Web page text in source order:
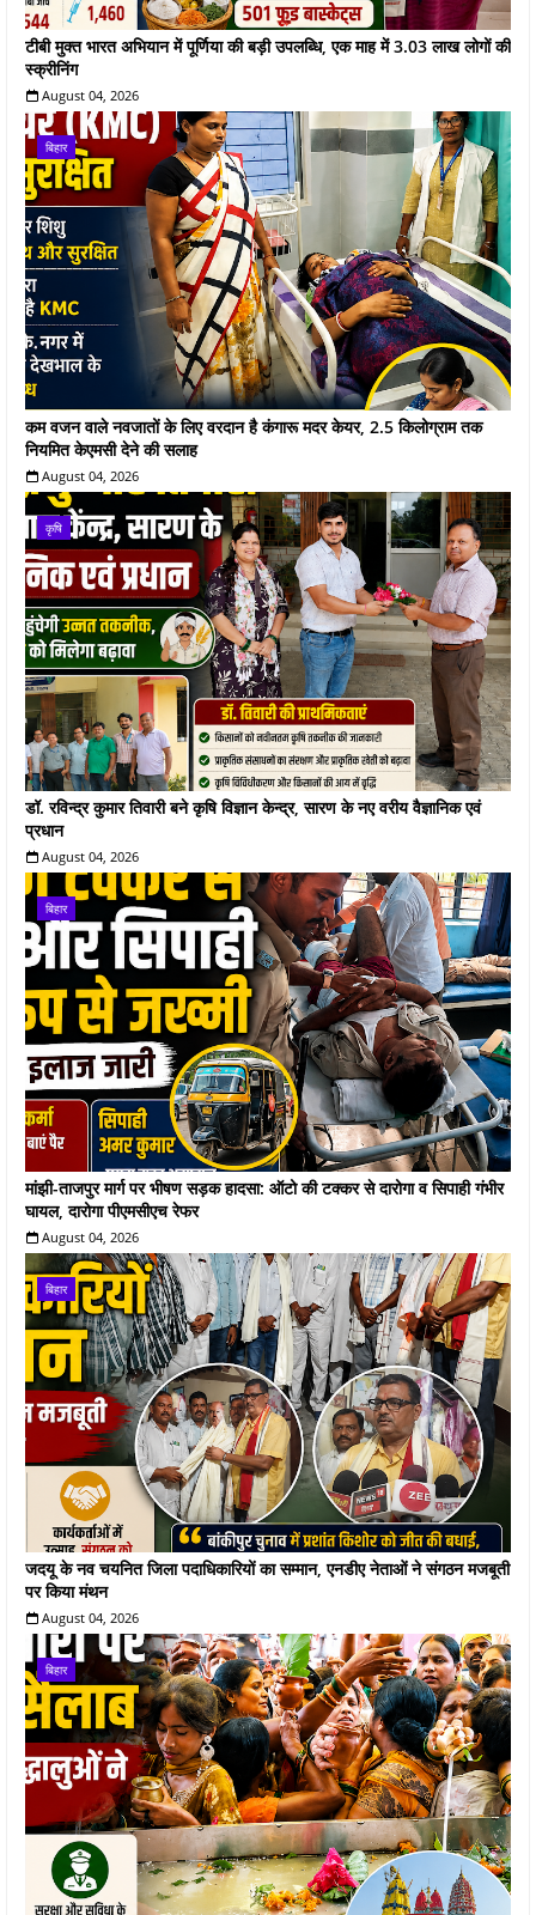
टीबी मुक्त भारत अभियान में पूर्णिया की बड़ी उपलब्धि, एक माह में 3.03 लाख लोगों की
स्क्रीनिंग
August 04, 2026
बिहार
कम वजन वाले नवजातों के लिए वरदान है कंगारू मदर केयर, 2.5 किलोग्राम तक
नियमित केएमसी देने की सलाह
August 04, 2026
कृषि
डॉ. रविन्द्र कुमार तिवारी बने कृषि विज्ञान केन्द्र, सारण के नए वरीय वैज्ञानिक एवं
प्रधान
August 04, 2026
बिहार
मांझी-ताजपुर मार्ग पर भीषण सड़क हादसा: ऑटो की टक्कर से दारोगा व सिपाही गंभीर
घायल, दारोगा पीएमसीएच रेफर
August 04, 2026
बिहार
जदयू के नव चयनित जिला पदाधिकारियों का सम्मान, एनडीए नेताओं ने संगठन मजबूती
पर किया मंथन
August 04, 2026
बिहार